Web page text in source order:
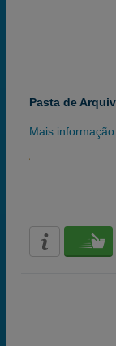
Pasta de
Mais informação